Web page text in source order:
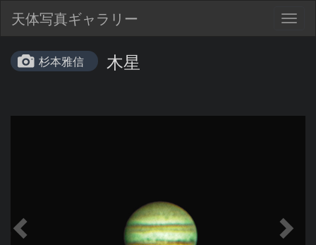
天体写真ギャラリー
杉本雅信 木星